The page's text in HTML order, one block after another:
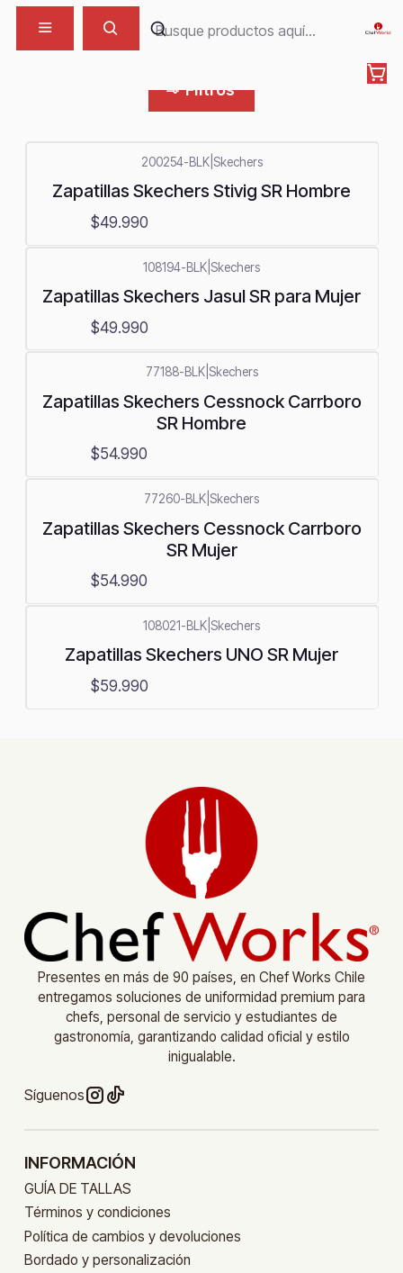
Zapatillas
Filtros
200254-BLK| Skechers
Zapatillas Skechers Stivig SR Hombre
$49.990
108194-BLK Skechers
Zapatillas Skechers Jasul SR para Mujer
$49.990
77188-BLK| Skechers
Zapatillas Skechers Cessnock Carrboro
SR Hombre
$54.990
77260-BLK Skechers
Zapatillas Skechers Cessnock Carrboro
SR Mujer
$54.990
108021-BLK Skechers
Zapatillas Skechers UNO SR Mujer
$59.990
Presentes en más de 90 países, en Chef Works Chile
entregamos soluciones de uniformidad premium para
chefs, personal de servicio y estudiantes de
gastronomía, garantizando calidad oficial y estilo
inigualable.
Síguenos
INFORMACIÓN
GUÍA DE TALLAS
Términos y condiciones
Política de cambios y devoluciones
Bordado y personalización